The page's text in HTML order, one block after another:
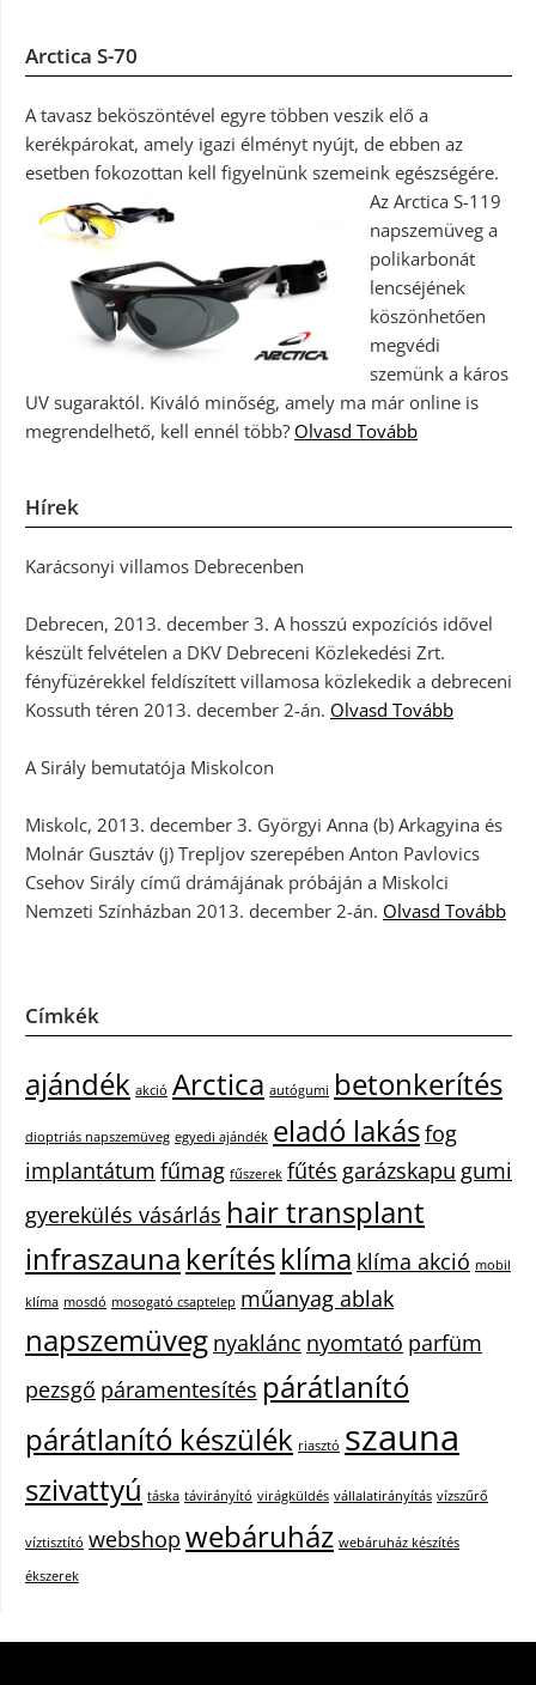
Arctica S-70
A tavasz beköszöntével egyre többen veszik elő a
kerékpárokat, amely igazi élményt nyújt, de ebben az
esetben fokozottan kell figyelnünk szemeink egészségére.
Az Arctica S-119
napszemüveg a
polikarbonát
lencséjének
köszönhetően
megvédi
szemünk a káros
UV sugaraktól. Kiváló minőség, amely ma már online is
megrendelhető, kell ennél több? Olvasd Tovább
Hírek
Karácsonyi villamos Debrecenben
Debrecen, 2013. december 3. A hosszú expozíciós idővel
készült felvételen a DKV Debreceni Közlekedési Zrt.
fényfüzérekkel feldíszített villamosa közlekedik a debreceni
Kossuth téren 2013. december 2-án. Olvasd Tovább
A Sirály bemutatója Miskolcon
Miskolc, 2013. december 3. Györgyi Anna (b) Arkagyina és
Molnár Gusztáv (j) Trepljov szerepében Anton Pavlovics
Csehov Sirály című drámájának próbáján a Miskolci
Nemzeti Színházban 2013. december 2-án. Olvasd Tovább
Címkék
ajándék akció Arctica autógumi betonkerítés
dioptriás napszemüveg egyedi ajándék eladó lakásfog
implantátum fűmag fűszerek fűtés garázskapu gumi
gyerekülés vásárlás hair transplant
infraszauna kerítésklíma klíma akció mobil
klíma mosdó mosogató csaptelep műanyag ablak
napszemüveg nyaklánc nyomtató parfüm
pezsgő páramentesítés párátlanító
párátlanító készülék riasztó szauna
szivattyú táska távirányító virágküldés vállalatirányítás vízszűrő
víztisztító webshop webáruház webáruház készítés
ékszerek